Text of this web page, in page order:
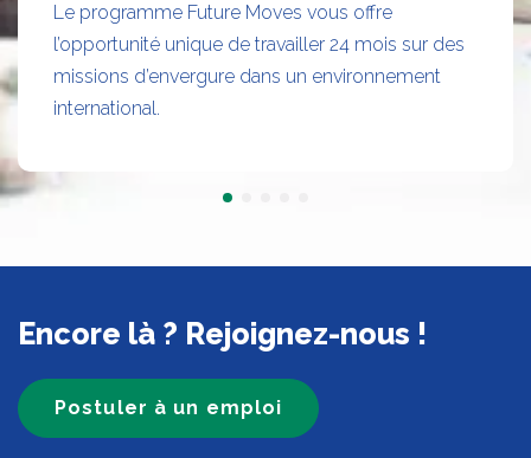
Le programme Future Moves vous offre
l’opportunité unique de travailler 24 mois sur des
missions d’envergure dans un environnement
international.
Encore là ? Rejoignez-nous !
Postuler à un emploi